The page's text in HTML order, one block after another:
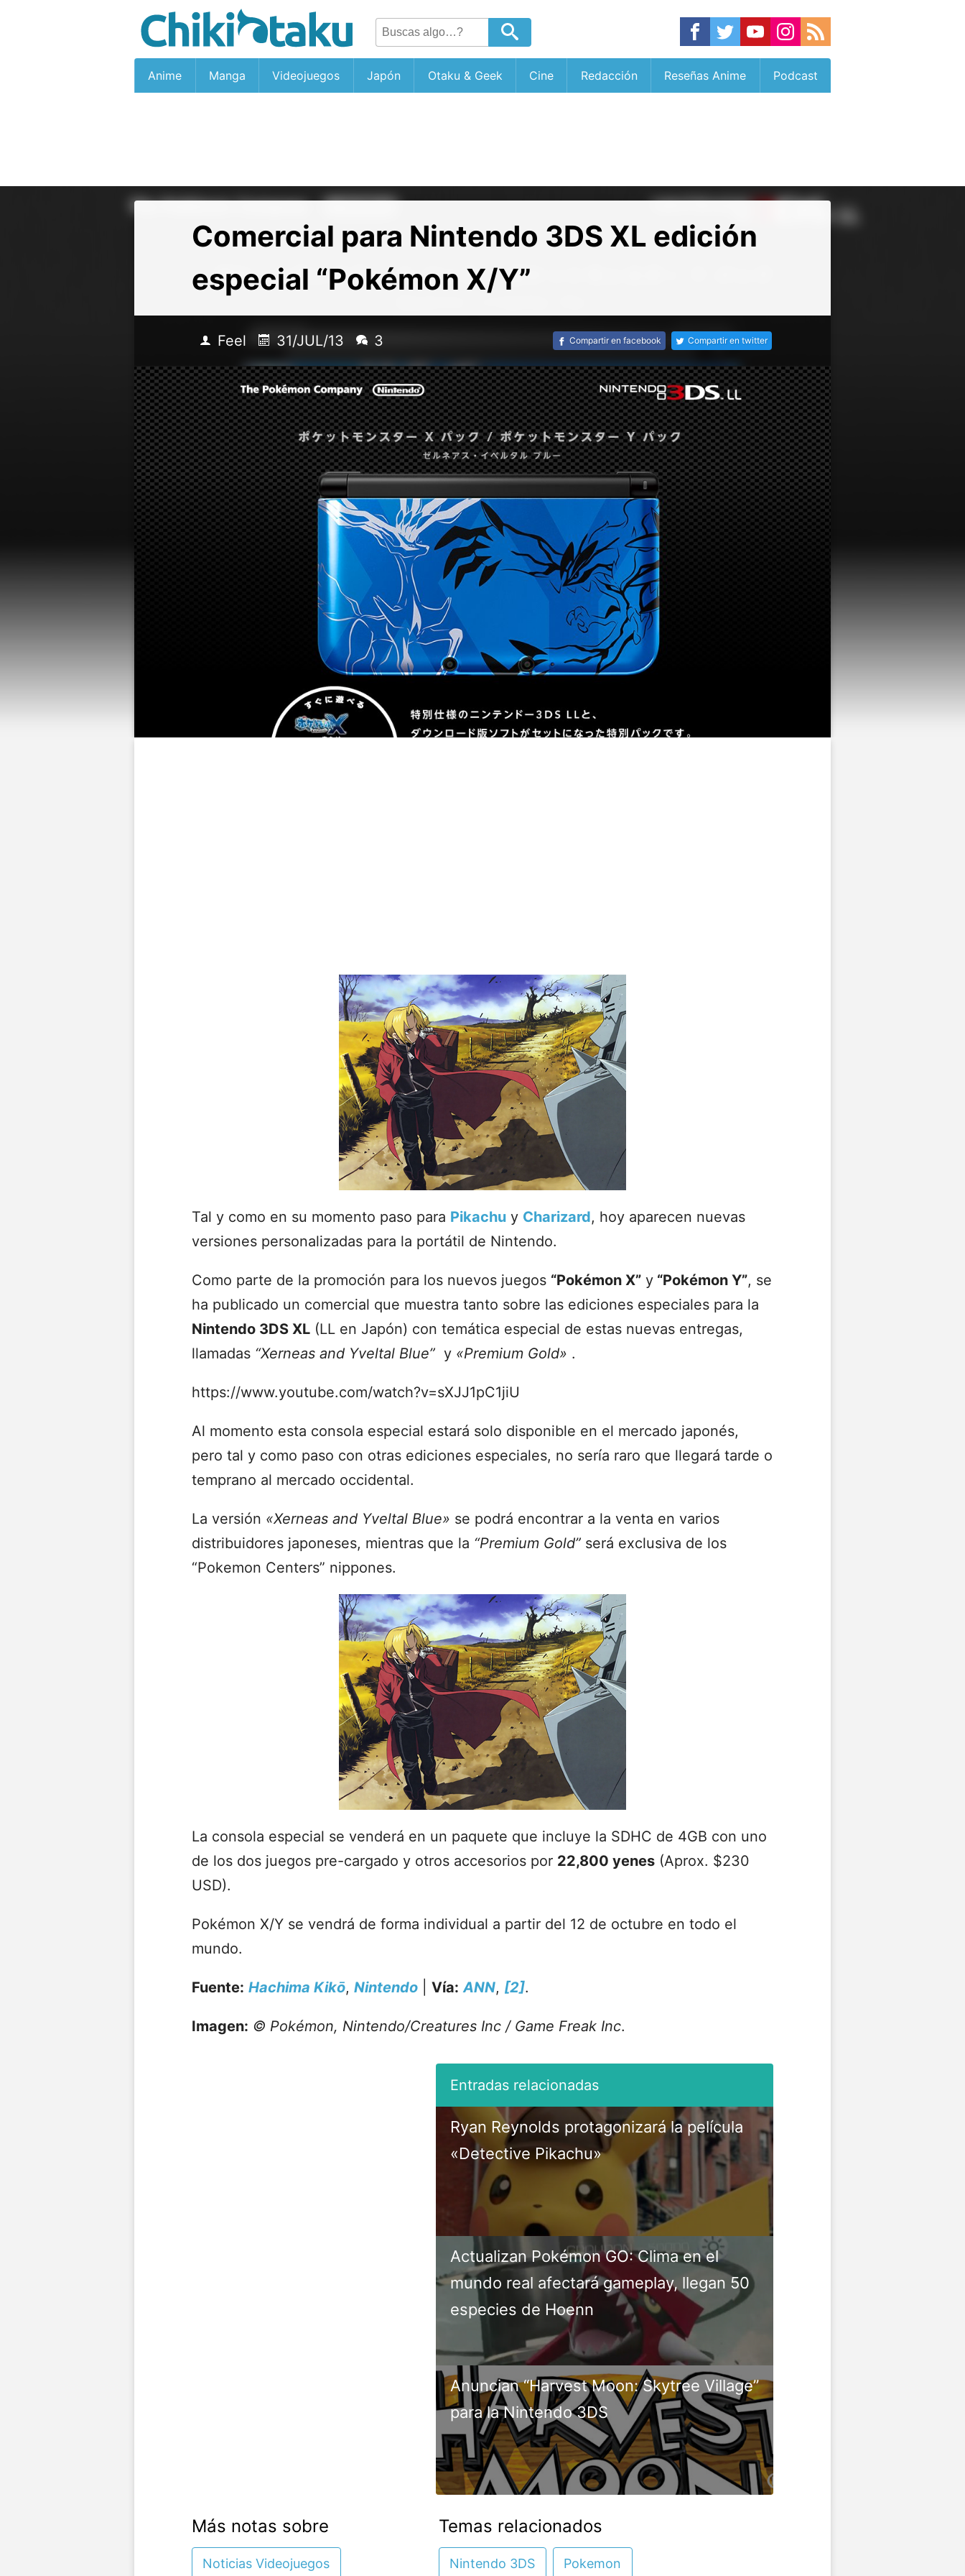
Anime Manga Videojuegos Japón Otaku & Geek Cine Redacción Reseñas Anime Podcast
Comercial para Nintendo 3DS XL edición
especial “Pokémon X/Y”
Feel 31/JUL/13 3 Compartir en facebook Compartir en twitter
Tal y como en su momento paso para Pikachu y Charizard, hoy aparecen nuevas
versiones personalizadas para la portátil de Nintendo.
Como parte de la promoción para los nuevos juegos “Pokémon X” y “Pokémon Y”, se
ha publicado un comercial que muestra tanto sobre las ediciones especiales para la
Nintendo 3DS XL (LL en Japón) con temática especial de estas nuevas entregas,
llamadas “Xerneas and Yveltal Blue” y «Premium Gold» .
https://www.youtube.com/watch?v=sXJJ1pC1jiU
Al momento esta consola especial estará solo disponible en el mercado japonés,
pero tal y como paso con otras ediciones especiales, no sería raro que llegará tarde o
temprano al mercado occidental.
La versión «Xerneas and Yveltal Blue» se podrá encontrar a la venta en varios
distribuidores japoneses, mientras que la “Premium Gold” será exclusiva de los
“Pokemon Centers” nippones.
La consola especial se venderá en un paquete que incluye la SDHC de 4GB con uno
de los dos juegos pre-cargado y otros accesorios por 22,800 yenes (Aprox. $230
USD).
Pokémon X/Y se vendrá de forma individual a partir del 12 de octubre en todo el
mundo.
Fuente: Hachima Kikō, Nintendo Vía: ANN, [2].
Imagen: © Pokémon, Nintendo/Creatures Inc / Game Freak Inc.
Ryan Reynolds protagonizará la película
«Detective Pikachu»
Actualizan Pokémon GO: Clima en el
mundo real afectará gameplay, llegan 50
especies de Hoenn
Anuncian “Harvest Moon: Skytree Village”
para la Nintendo 3DS
Más notas sobre
Noticias Videojuegos
Temas relacionados
Nintendo 3DS Pokemon